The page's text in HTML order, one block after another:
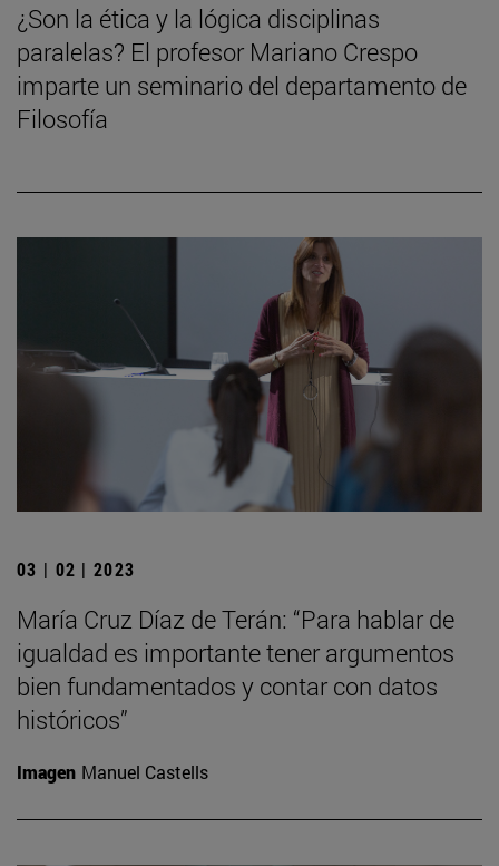
¿Son la ética y la lógica disciplinas
paralelas? El profesor Mariano Crespo
imparte un seminario del departamento de
Filosofía
03 | 02 | 2023
María Cruz Díaz de Terán: “Para hablar de
igualdad es importante tener argumentos
bien fundamentados y contar con datos
históricos”
Imagen Manuel Castells